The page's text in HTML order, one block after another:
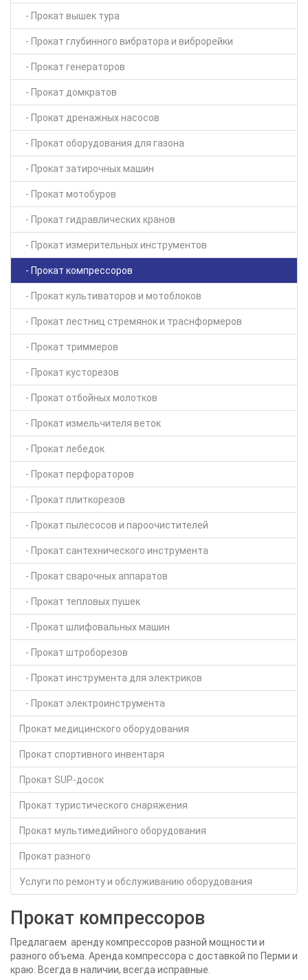
- Прокат вышек тура
- Прокат глубинного вибратора и виброрейки
- Прокат генераторов
- Прокат домкратов
- Прокат дренажных насосов
- Прокат оборудования для газона
- Прокат затирочных машин
- Прокат мотобуров
- Прокат гидравлических кранов
- Прокат измерительных инструментов
- Прокат компрессоров
- Прокат культиваторов и мотоблоков
- Прокат лестниц стремянок и траснформеров
- Прокат триммеров
- Прокат кусторезов
- Прокат отбойных молотков
- Прокат измельчителя веток
- Прокат лебедок
- Прокат перфораторов
- Прокат плиткорезов
- Прокат пылесосов и пароочистителей
- Прокат сантехнического инструмента
- Прокат сварочных аппаратов
- Прокат тепловых пушек
- Прокат шлифовальных машин
- Прокат штроборезов
- Прокат инструмента для электриков
- Прокат электроинструмента
Прокат медицинского оборудования
Прокат спортивного инвентаря
Прокат SUP-досок
Прокат туристического снаряжения
Прокат мультимедийного оборудования
Прокат разного
Услуги по ремонту и обслуживанию оборудования
Прокат компрессоров
Предлагаем аренду компрессоров разной мощности и
разного объема. Аренда компрессора с доставкой по Перми и
краю. Всегда в наличии, всегда исправные.